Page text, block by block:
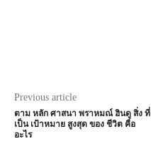
Previous article
ตาม หลัก ศาสนา พราหมณ์ ฮินดู สิ่ง ที่
เป็น เป้าหมาย สูงสุด ของ ชีวิต คือ
อะไร